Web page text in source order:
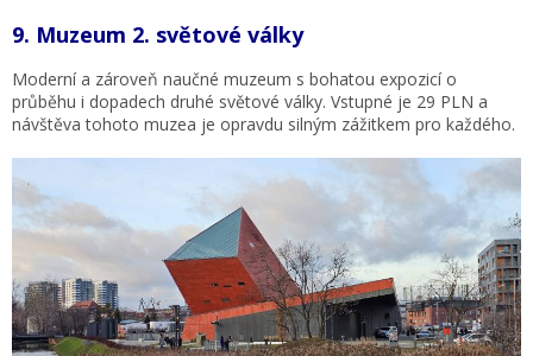
9. Muzeum 2. světové války
Moderní a zároveň naučné muzeum s bohatou expozicí o
průběhu i dopadech druhé světové války. Vstupné je 29 PLN a
návštěva tohoto muzea je opravdu silným zážitkem pro každého.